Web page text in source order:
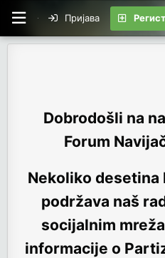
Пријава
Dobrodošli na
Forum
Nekoliko
podržava naš
socijalnim
informacije o